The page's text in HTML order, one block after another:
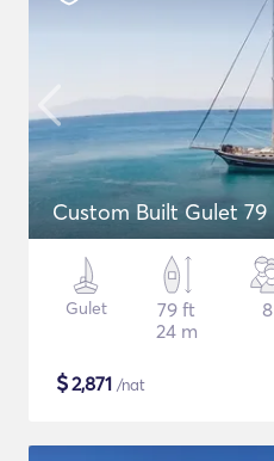
Custom Built Gulet 79
Gulet
79 ft
24 m
8
$2,871 /nat